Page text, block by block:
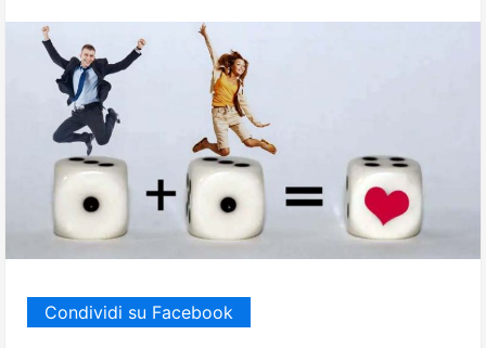
Condividi su Facebook